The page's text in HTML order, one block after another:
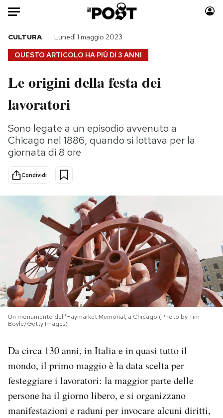
Auto
HOME
Italia
Politica
Tecnologia
Internet
Scienza
Cultura
Economia
Moda
Storie/Idee
Ok Boomer!
PODCAST
NEWSLETTER
I MIEI PREFERITI
AREA PERSONALE
QUESTO ARTICOLO HA PIÙ DI 3 ANNI
CULTURA Lunedì 1 maggio 2023
Le origini della festa dei
lavoratori
Sono legate a un episodio avvenuto a
Chicago nel 1886, quando si lottava per la
giornata di 8 ore
Condividi
Un monumento dell'Haymarket Memorial, a Chicago (Photo by Tim
Boyle/Getty Images)
Da circa 130 anni, in Italia e in quasi tutto il
mondo, il primo maggio è la data scelta per
festeggiare i lavoratori: la maggior parte delle
persone ha il giorno libero, e si organizzano
manifestazioni e raduni per invocare alcuni diritti,